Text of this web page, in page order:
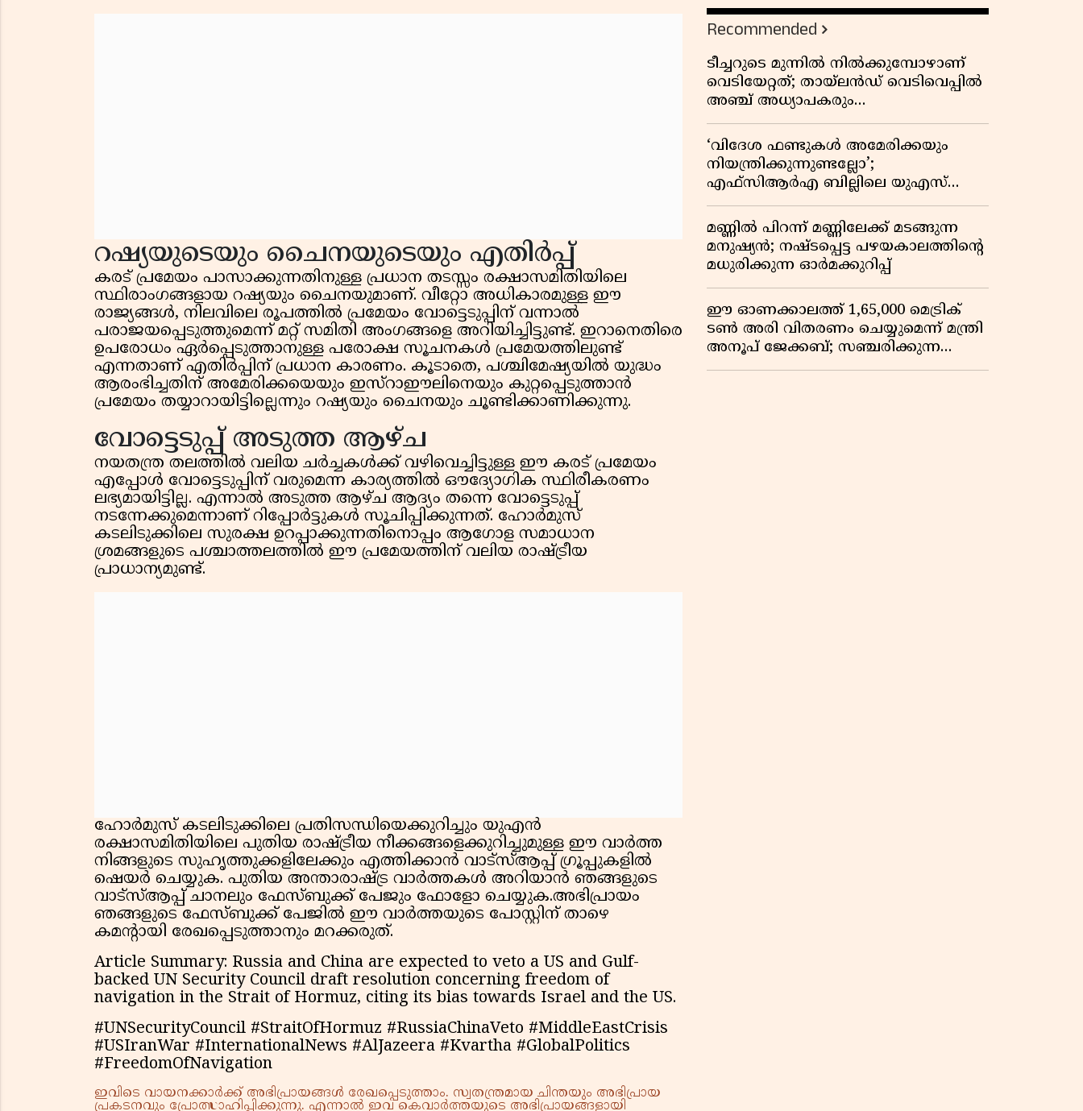
റഷ്യയുടെയും ചൈനയുടെയും എതിർപ്പ്
കരട് പ്രമേയം പാസാക്കുന്നതിനുള്ള പ്രധാന തടസ്സം രക്ഷാസമിതിയിലെ
സ്ഥിരാംഗങ്ങളായ റഷ്യയും ചൈനയുമാണ്. വീറ്റോ അധികാരമുള്ള ഈ
രാജ്യങ്ങൾ, നിലവിലെ രൂപത്തിൽ പ്രമേയം വോട്ടെടുപ്പിന് വന്നാൽ
പരാജയപ്പെടുത്തുമെന്ന് മറ്റ് സമിതി അംഗങ്ങളെ അറിയിച്ചിട്ടുണ്ട്. ഇറാനെതിരെ
ഉപരോധം ഏർപ്പെടുത്താനുള്ള പരോക്ഷ സൂചനകൾ പ്രമേയത്തിലുണ്ട്
എന്നതാണ് എതിർപ്പിന് പ്രധാന കാരണം. കൂടാതെ, പശ്ചിമേഷ്യയിൽ യുദ്ധം
ആരംഭിച്ചതിന് അമേരിക്കയെയും ഇസ്റാഈലിനെയും കുറ്റപ്പെടുത്താൻ
പ്രമേയം തയ്യാറായിട്ടില്ലെന്നും റഷ്യയും ചൈനയും ചൂണ്ടിക്കാണിക്കുന്നു.
വോട്ടെടുപ്പ് അടുത്ത ആഴ്ച
നയതന്ത്ര തലത്തിൽ വലിയ ചർച്ചകൾക്ക് വഴിവെച്ചിട്ടുള്ള ഈ കരട് പ്രമേയം
എപ്പോൾ വോട്ടെടുപ്പിന് വരുമെന്ന കാര്യത്തിൽ ഔദ്യോഗിക സ്ഥിരീകരണം
ലഭ്യമായിട്ടില്ല. എന്നാൽ അടുത്ത ആഴ്ച ആദ്യം തന്നെ വോട്ടെടുപ്പ്
നടന്നേക്കുമെന്നാണ് റിപ്പോർട്ടുകൾ സൂചിപ്പിക്കുന്നത്. ഹോർമുസ്
കടലിടുക്കിലെ സുരക്ഷ ഉറപ്പാക്കുന്നതിനൊപ്പം ആഗോള സമാധാന
ശ്രമങ്ങളുടെ പശ്ചാത്തലത്തിൽ ഈ പ്രമേയത്തിന് വലിയ രാഷ്ട്രീയ
പ്രാധാന്യമുണ്ട്.
ഹോർമുസ് കടലിടുക്കിലെ പ്രതിസന്ധിയെക്കുറിച്ചും യുഎൻ
രക്ഷാസമിതിയിലെ പുതിയ രാഷ്ട്രീയ നീക്കങ്ങളെക്കുറിച്ചുമുള്ള ഈ വാർത്ത
നിങ്ങളുടെ സുഹൃത്തുക്കളിലേക്കും എത്തിക്കാൻ വാട്സ്ആപ്പ് ഗ്രൂപ്പുകളിൽ
ഷെയർ ചെയ്യുക. പുതിയ അന്താരാഷ്ട്ര വാർത്തകൾ അറിയാൻ ഞങ്ങളുടെ
വാട്സ്ആപ്പ് ചാനലും ഫേസ്ബുക്ക് പേജും ഫോളോ ചെയ്യുക.അഭിപ്രായം
ഞങ്ങളുടെ ഫേസ്ബുക്ക് പേജിൽ ഈ വാർത്തയുടെ പോസ്റ്റിന് താഴെ
കമൻ്റായി രേഖപ്പെടുത്താനും മറക്കരുത്.
Article Summary: Russia and China are expected to veto a US and Gulf-
backed UN Security Council draft resolution concerning freedom of
navigation in the Strait of Hormuz, citing its bias towards Israel and the US.
#UNSecurityCouncil #StraitOfHormuz #RussiaChinaVeto #MiddleEastCrisis
#USIranWar #InternationalNews #AlJazeera #Kvartha #GlobalPolitics
#FreedomOfNavigation
ഇവിടെ വായനക്കാർക്ക് അഭിപ്രായങ്ങൾ രേഖപ്പെടുത്താം. സ്വതന്ത്രമായ ചിന്തയും അഭിപ്രായ
പ്രകടനവും പ്രോത്സാഹിപ്പിക്കുന്നു. എന്നാൽ ഇവ കെവാർത്തയുടെ അഭിപ്രായങ്ങളായി
റേഷൻ കടകൾക്ക് തുടക്കം
Recommended
ടീച്ചറുടെ മുന്നിൽ നിൽക്കുമ്പോഴാണ്
വെടിയേറ്റത്; തായ്‌ലൻഡ് വെടിവെപ്പിൽ
അഞ്ച് അധ്യാപകരും
മുത്തശ്ശീമുത്തശ്ശന്മാരും കൊല്ലപ്പെട്ടു,
മരണസംഖ്യ 7; ഞെട്ടിക്കുന്ന
വെളിപ്പെടുത്തലുകൾ
‘വിദേശ ഫണ്ടുകൾ അമേരിക്കയും
നിയന്ത്രിക്കുന്നുണ്ടല്ലോ’;
എഫ്സിആർഎ ബില്ലിലെ യുഎസ്
വിമർശനങ്ങൾക്ക് മറുപടിയുമായി ഇന്ത്യ
മണ്ണിൽ പിറന്ന് മണ്ണിലേക്ക് മടങ്ങുന്ന
മനുഷ്യൻ; നഷ്ടപ്പെട്ട പഴയകാലത്തിൻ്റെ
മധുരിക്കുന്ന ഓർമക്കുറിപ്പ്
ഈ ഓണക്കാലത്ത് 1,65,000 മെട്രിക്
ടൺ അരി വിതരണം ചെയ്യുമെന്ന് മന്ത്രി
അനൂപ് ജേക്കബ്; സഞ്ചരിക്കുന്ന
റേഷൻ കടകൾക്ക് തുടക്കം